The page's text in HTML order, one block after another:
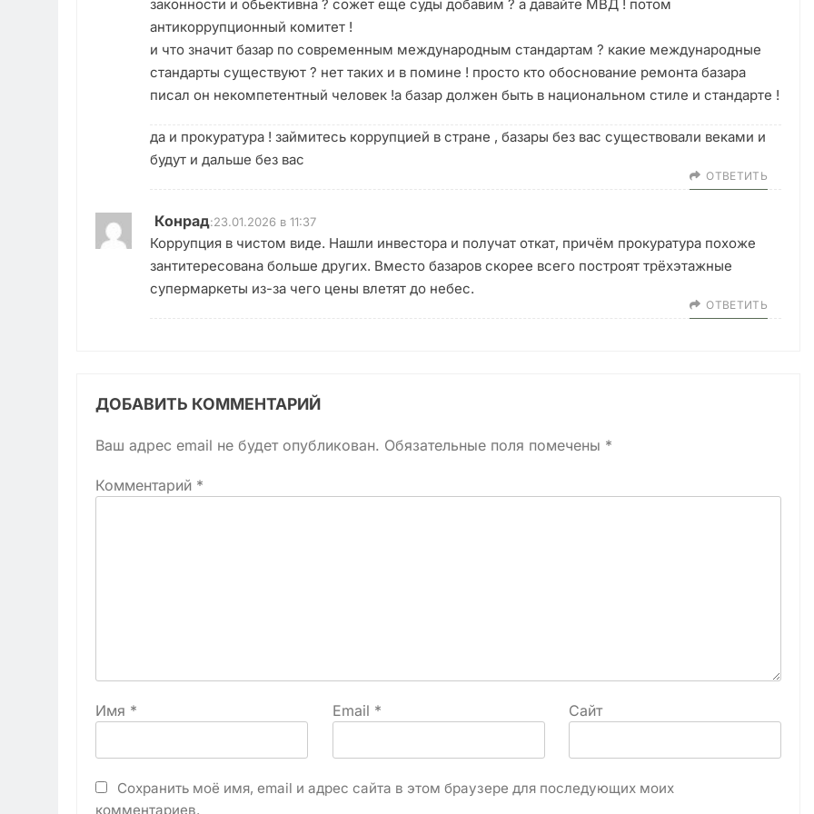
законности и обьективна ? сожет еще суды добавим ? а давайте МВД ! потом
антикоррупционный комитет !
и что значит базар по современным международным стандартам ? какие международные
стандарты существуют ? нет таких и в помине ! просто кто обоснование ремонта базара
писал он некомпетентный человек !а базар должен быть в национальном стиле и стандарте !
да и прокуратура ! займитесь коррупцией в стране , базары без вас существовали веками и
будут и дальше без вас
ОТВЕТИТЬ
Конрад:23.01.2026 в 11:37
Коррупция в чистом виде. Нашли инвестора и получат откат, причём прокуратура похоже
зантитересована больше других. Вместо базаров скорее всего построят трёхэтажные
супермаркеты из-за чего цены влетят до небес.
ОТВЕТИТЬ
ДОБАВИТЬ КОММЕНТАРИЙ
Ваш адрес email не будет опубликован. Обязательные поля помечены *
Комментарий *
Имя * Email * Сайт
Сохранить моё имя, email и адрес сайта в этом браузере для последующих моих
комментариев.